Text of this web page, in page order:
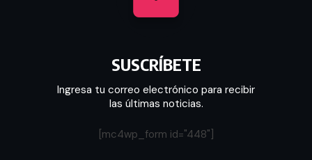
SUSCRÍBETE
Ingresa tu correo electrónico para recibir
las últimas noticias.
[mc4wp_form id="448"]